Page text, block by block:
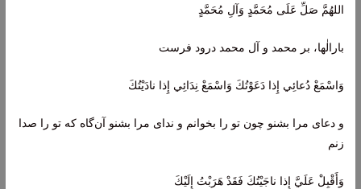
اللهُمَّ صَلِّ عَلَى مُحَمَّدٍ وَآلِ مُحَمَّدٍ
بارالٰها، بر محمد و آل محمد درود فرست
وَاسْمَعْ دُعائِي إِذا دَعَوْتُكَ وَاسْمَعْ نِدَائِي إِذا نادَيْتُكَ
و دعای مرا بشنو چون تو را بخوانم و ندای مرا بشنو آن‌گاه که تو را صدا
زنم
وَأَقْبِلْ عَلَيَّ إِذا ناجَيْتُكَ فَقَدْ هَرَبْتُ إِلَيْكَ